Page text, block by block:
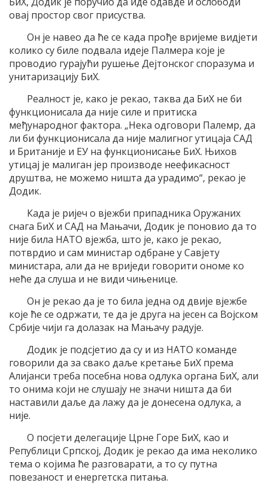
овај простор свог присуства.
Он је навео да ће се када прође вријеме видјети
колико су биле подвала идеје Палмера које је
проводио гурајући рушење Дејтонског споразума и
унитаризацију БиХ.
Реалност је, како је рекао, таква да БиХ не би
функционисала да није силе и притиска
међународног фактора. „Нека одговори Палемр, да
ли би функционисала да није малигног утицаја САД
и Британије и ЕУ на функционисање БиХ. Њихов
утицај је малиган јер производе неефикасност
друштва, не можемо ништа да урадимо“, рекао је
Додик.
Када је ријеч о вјежби припадника Оружаних
снага БиХ и САД на Мањачи, Додик је поновио да то
није била НАТО вјежба, што је, како је рекао,
потврдио и сам министар одбране у Савјету
министара, али да не вриједи говорити ономе ко
неће да слуша и не види чињенице.
Он је рекао да је то била једна од двије вјежбе
које ће се одржати, те да је друга на јесен са Војском
Србије чији га долазак на Мањачу радује.
Додик је подсјетио да су и из НАТО команде
говорили да за свако даље кретање БиХ према
Алијанси треба посебна нова одлука органа БиХ, али
то онима који не слушају не значи ништа да би
наставили даље да лажу да је донесена одлука, а
није.
О посјети делегације Црне Горе БиХ, као и
Републици Српској, Додик је рекао да има неколико
тема о којима ће разговарати, а то су путна
повезаност и енергетска питања.